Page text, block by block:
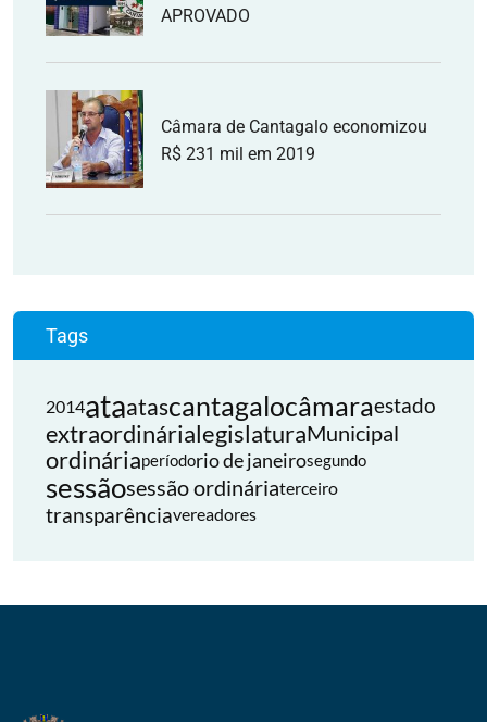
APROVADO
Câmara de Cantagalo economizou
R$ 231 mil em 2019
Tags
2014ataatascantagalocâmaraestado
extraordinárialegislaturaMunicipal
ordináriaperíodorio de janeirosegundo
sessãosessão ordináriaterceiro
transparênciavereadores